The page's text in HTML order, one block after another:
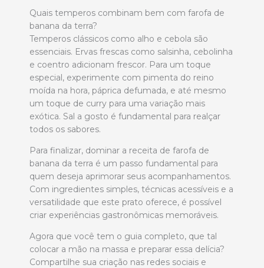
Quais temperos combinam bem com farofa de
banana da terra?
Temperos clássicos como alho e cebola são
essenciais. Ervas frescas como salsinha, cebolinha
e coentro adicionam frescor. Para um toque
especial, experimente com pimenta do reino
moída na hora, páprica defumada, e até mesmo
um toque de curry para uma variação mais
exótica. Sal a gosto é fundamental para realçar
todos os sabores.
Para finalizar, dominar a receita de farofa de
banana da terra é um passo fundamental para
quem deseja aprimorar seus acompanhamentos.
Com ingredientes simples, técnicas acessíveis e a
versatilidade que este prato oferece, é possível
criar experiências gastronômicas memoráveis.
Agora que você tem o guia completo, que tal
colocar a mão na massa e preparar essa delícia?
Compartilhe sua criação nas redes sociais e